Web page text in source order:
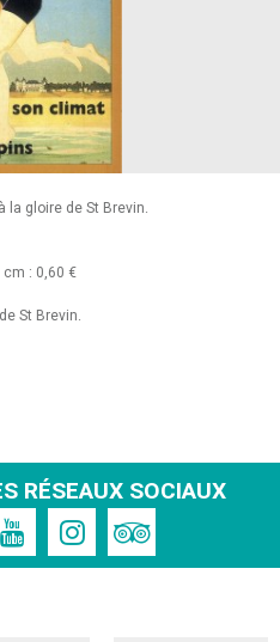
la gloire de St Brevin.
: 0,60 €
St Brevin.
RÉSEAUX SOCIAUX